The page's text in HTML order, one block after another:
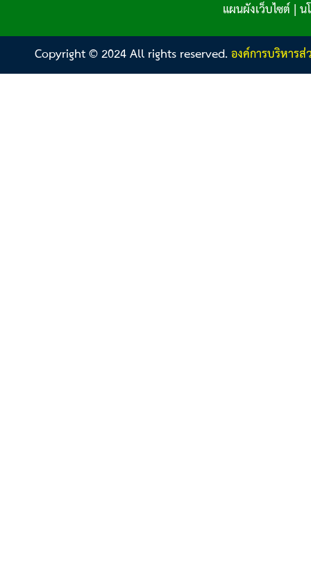
แผนผังเว็บไซต์|น
Copyright © 2024 All rights reserved.องค์การบริหาร